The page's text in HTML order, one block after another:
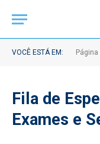
VOCÊ ESTÁ EM: Página
Fila de
Exames e